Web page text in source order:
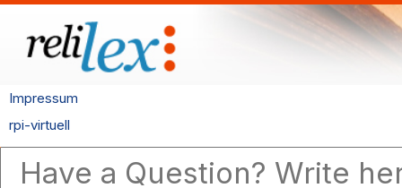
Impressum
rpi-virtuell